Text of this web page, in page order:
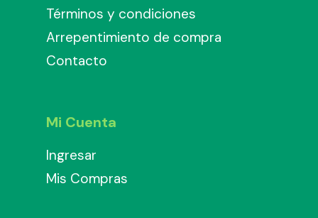
Términos y condiciones
Arrepentimiento de compra
Contacto
Mi Cuenta
Ingresar
Mis Compras